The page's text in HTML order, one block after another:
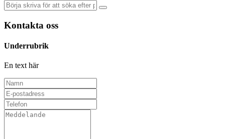
Kontakta oss
Underrubrik
En text här